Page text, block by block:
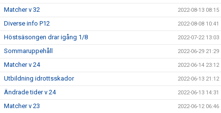
Matcher v 32 2022-08-13 08:15
Diverse info P12 2022-08-08 10:41
Höstsäsongen drar igång 1/8 2022-07-22 13:03
Sommaruppehåll 2022-06-29 21:29
Matcher v 24 2022-06-14 23:12
Utbildning idrottsskador 2022-06-13 21:12
Ändrade tider v 24 2022-06-13 14:31
Matcher v 23 2022-06-12 06:46